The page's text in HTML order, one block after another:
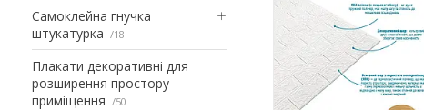
Самоклейна гнучка
штукатурка
18
Плакати декоративні для
розширення простору
приміщення
50